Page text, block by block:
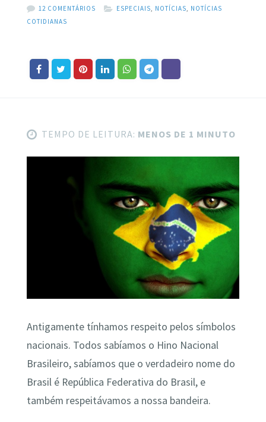
12 COMENTÁRIOS
ESPECIAIS NOTÍCIAS
NOTÍCIAS
COTIDIANAS
TEMPO DE LEITURA: MENOS DE 1 MINUTO
Antigamente tínhamos respeito pelos símbolos
nacionais. Todos sabíamos o Hino Nacional
Brasileiro, sabíamos que o verdadeiro nome do
Brasil é República Federativa do Brasil, e
também respeitávamos a nossa bandeira.